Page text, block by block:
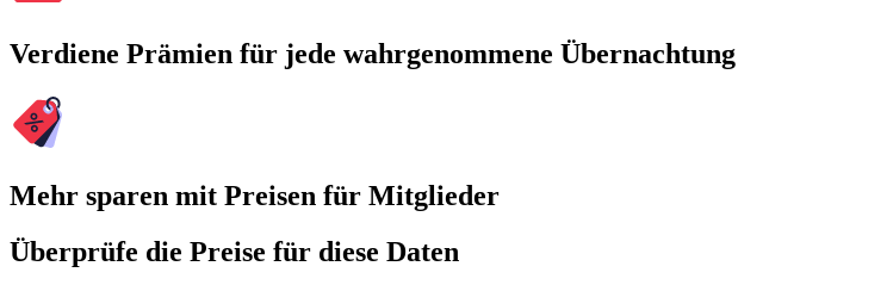
Verdiene Prämien für jede wahrgenommene Übernachtung
Mehr sparen mit Preisen für Mitglieder
Überprüfe die Preise für diese Daten